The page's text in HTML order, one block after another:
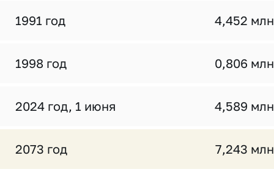
1991 год 4,452
1998 год 0,806
2024 год, 1 июня 4,589
2073 год 7,243